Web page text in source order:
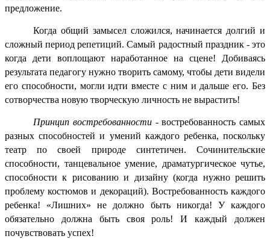
предложение.
Когда общий замысел сложился, начинается долгий и
сложный период репетиций. Самый радостный праздник - это
когда дети воплощают наработанное на сцене! Добиваясь
результата педагогу нужно творить самому, чтобы дети видели
его способности, могли идти вместе с ним и дальше его. Без
сотворчества новую творческую личность не вырастить!
Принцип востребованности-востребованность самых
разных способностей и умений каждого ребенка, поскольку
театр по своей природе синтетичен. Сочинительские
способности, танцевальное умение, драматургическое чутье,
способности к рисованию и дизайну (когда нужно решить
проблему костюмов и декораций). Востребованность каждого
ребенка! «Лишних» не должно быть никогда! У каждого
обязательно должна быть своя роль! И каждый должен
почувствовать успех!